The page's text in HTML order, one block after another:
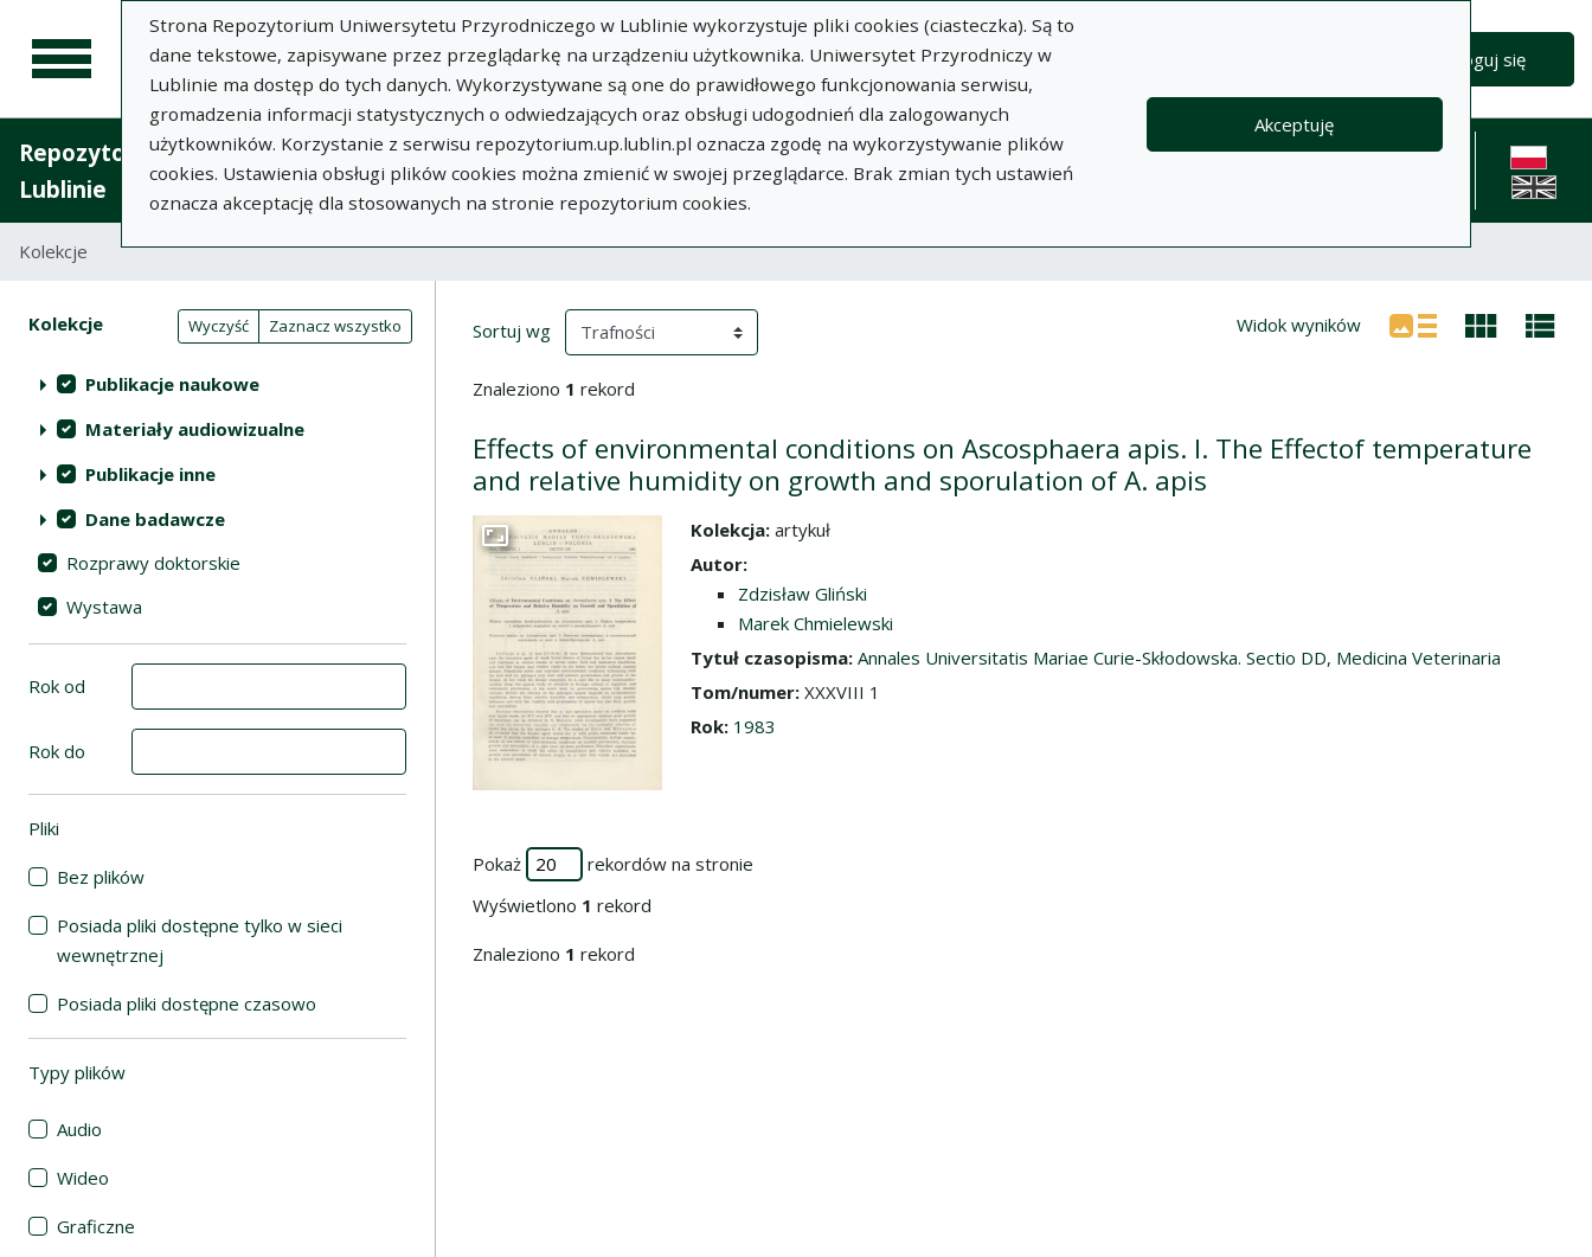
Strona Repozytorium Uniwersytetu Przyrodniczego w Lublinie wykorzystuje pliki cookies (ciasteczka). Są to
dane tekstowe, zapisywane przez przeglądarkę na urządzeniu użytkownika. Uniwersytet Przyrodniczy w
Lublinie ma dostęp do tych danych. Wykorzystywane są one do prawidłowego funkcjonowania serwisu,
gromadzenia informacji statystycznych o odwiedzających oraz obsługi udogodnień dla zalogowanych
użytkowników. Korzystanie z serwisu repozytorium.up.lublin.pl oznacza zgodę na wykorzystywanie plików
cookies. Ustawienia obsługi plików cookies można zmienić w swojej przeglądarce. Brak zmian tych ustawień
oznacza akceptację dla stosowanych na stronie repozytorium cookies.
Akceptuję
Zaloguj się
Repozytorium Uniwersytetu Przyrodniczego w
Lublinie
Dodaj
publikację
O
Repozytorium
Dokumenty Informacje Pomoc
Polityka
Kontakt
English
Kolekcje
Lista wyników wyszukiwania
Filtry wyszukiwania (automatyczne przeładowanie treści)
Akcje na kolekcjach Wyczyść Zaznacz wszystko
Kolekcje (automatyczne przeładowanie treści)
Publikacje naukowe
Materiały audiowizualne
Publikacje inne
Dane badawcze
Rozprawy doktorskie
Wystawa
Rok od
Rok do
Pliki
Bez plików
Posiada pliki dostępne tylko w sieci
wewnętrznej
Posiada pliki dostępne czasowo
Typy plików
Audio
Wideo
Graficzne
Wyniki wyszukiwania
Sortuj wg (automatyczne przeładowanie treści) Widok wyników
Znaleziono 1 rekord
Effects of environmental conditions on Ascosphaera apis. I. The Effectof temperature
and relative humidity on growth and sporulation of A. apis
Przejdź do zbioru
Kolekcja: artykuł
Autor:
Zdzisław Gliński
Marek Chmielewski
Tytuł czasopisma: Annales Universitatis Mariae Curie-Skłodowska. Sectio DD, Medicina Veterinaria
Tom/numer: XXXVIII 1
Rok: 1983
Pokaż
rekordów na stronie
Wyświetlono 1 rekord
Znaleziono 1 rekord